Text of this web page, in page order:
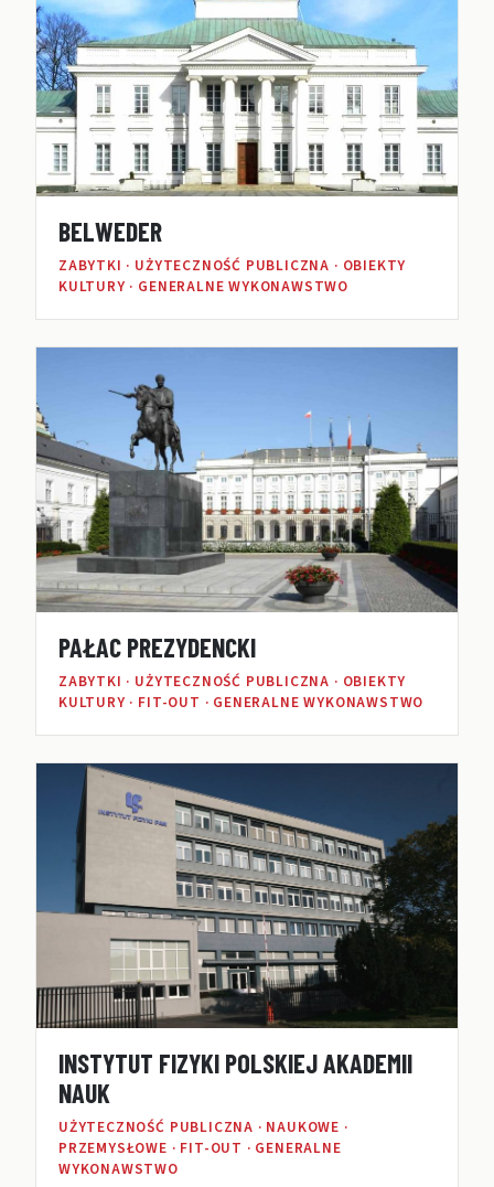
BELWEDER
ZABYTKI · UŻYTECZNOŚĆ PUBLICZNA · OBIEKTY
KULTURY · GENERALNE WYKONAWSTWO
PAŁAC PREZYDENCKI
ZABYTKI · UŻYTECZNOŚĆ PUBLICZNA · OBIEKTY
KULTURY · FIT-OUT · GENERALNE WYKONAWSTWO
INSTYTUT FIZYKI POLSKIEJ AKADEMII
NAUK
UŻYTECZNOŚĆ PUBLICZNA · NAUKOWE ·
PRZEMYSŁOWE · FIT-OUT · GENERALNE
WYKONAWSTWO